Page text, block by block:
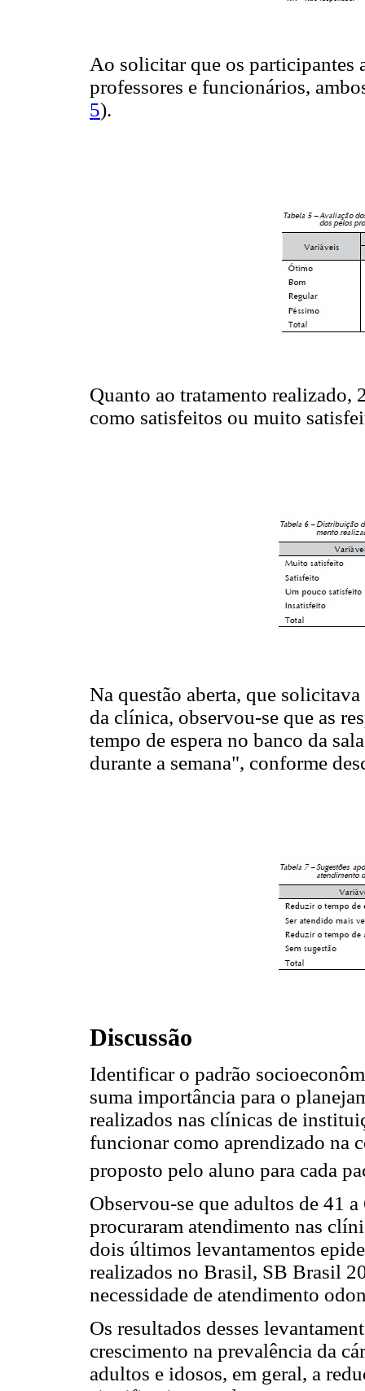
Ao solicitar que os participantes
professores e funcionários,
5).
Quanto ao tratamento realizado,
como satisfeitos ou muito
Na questão aberta, que
da clínica, observou-se que as
tempo de espera no banco da
durante a semana", conforme
Discussão
Identificar o padrão
suma importância para o
realizados nas clínicas de
funcionar como aprendizado na
proposto pelo aluno para cada
Observou-se que adultos de 41
procuraram atendimento nas
dois últimos levantamentos
realizados no Brasil, SB Brasil
necessidade de atendimento
Os resultados desses
crescimento na prevalência da
adultos e idosos, em geral, a